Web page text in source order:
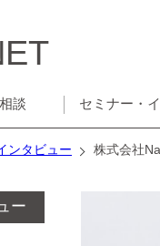
相談 セミナー・
ンタビュー 株式会社
ー